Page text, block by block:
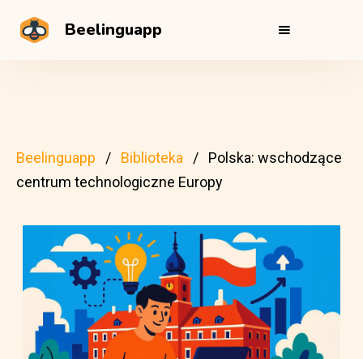
Beelinguapp
Beelinguapp Biblioteka
Polska: wschodzące
centrum technologiczne Europy